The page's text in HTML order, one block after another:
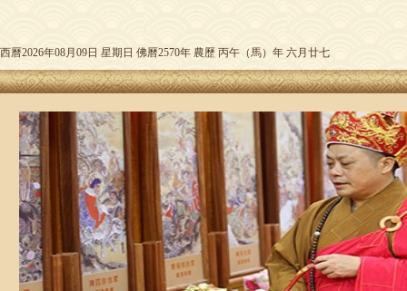
西曆2026年08月09日 星期日 佛曆2570年 農歷 丙午（馬）年 六月廿七